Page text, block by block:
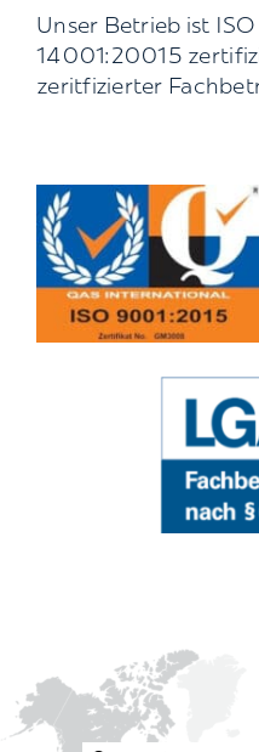
Unser Betrieb ist
14001:20015
zeritfizierter